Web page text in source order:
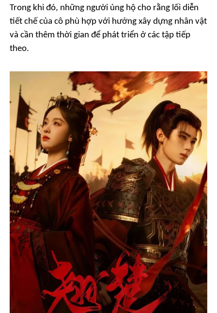
Trong khi đó, những người ủng hộ cho rằng lối diễn
tiết chế của cô phù hợp với hướng xây dựng nhân vật
và cần thêm thời gian để phát triển ở các tập tiếp
theo.